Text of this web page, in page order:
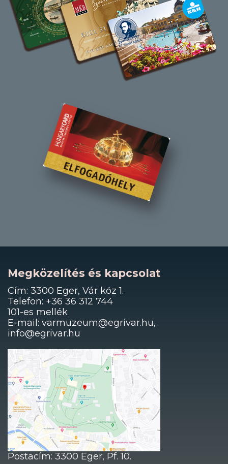
Megközelítés és kapcsolat
Cím: 3300 Eger, Vár köz 1.
Telefon: +36 36 312 744
101-es mellék
E-mail: varmuzeum@egrivar.hu,
info@egrivar.hu
Postacím: 3300 Eger, Pf. 10.